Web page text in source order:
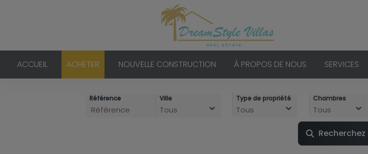
ACCUEIL ACHETER NOUVELLE CONSTRUCTION À PROPOS DE NOUS SERVICES
Référence
Tous
Ville
Tous
Type de propriété
Tous
Chambres
Recherchez